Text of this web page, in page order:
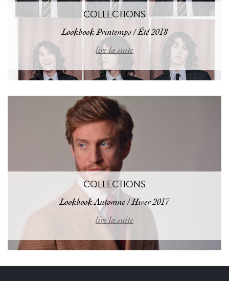
COLLECTIONS
Lookbook Printemps / Été 2018
lire la suite
COLLECTIONS
Lookbook Automne / Hiver 2017
lire la suite